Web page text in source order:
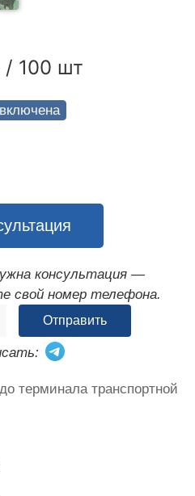
/ 100 шт
консультация —
свой номер телефона.
Отправить
терминала транспортной